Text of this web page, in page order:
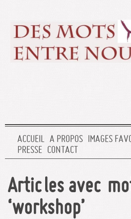
ACCUEIL A PROPOS IMAGES
PRESSE CONTACT
Articles avec
‘workshop’